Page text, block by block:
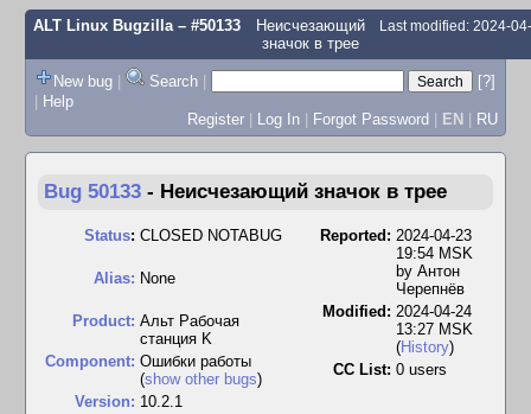
ALT Linux Bugzilla– #50133
Неисчезающий
значок в трее
Last modified: 2024-
New bug | Search |
[?]
| Help
Register | Log In | Forgot Password | EN | RU
Bug 50133 - Неисчезающий значок в трее
Status: CLOSED NOTABUG
Alias: None
Product: Альт Рабочая
станция K
Component: Ошибки работы
(show other bugs)
Version: 10.2.1
Reported: 2024-04-23
19:54 MSK
by Антон
Черепнёв
Modified: 2024-04-24
13:27 MSK
(History)
CC List: 0 users